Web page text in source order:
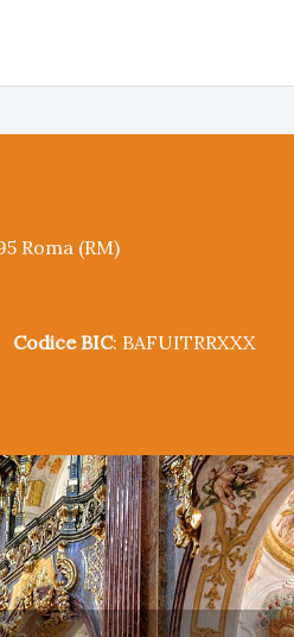
Roma (RM)
Codice BIC: BAFUITRRXXX